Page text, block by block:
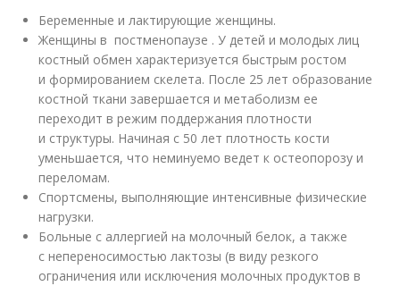
Беременные и лактирующие женщины.
Женщины в постменопаузе . У детей и молодых лиц
костный обмен характеризуется быстрым ростом
и формированием скелета. После 25 лет образование
костной ткани завершается и метаболизм ее
переходит в режим поддержания плотности
и структуры. Начиная с 50 лет плотность кости
уменьшается, что неминуемо ведет к остеопорозу и
переломам.
Спортсмены, выполняющие интенсивные физические
нагрузки.
Больные с аллергией на молочный белок, а также
с непереносимостью лактозы (в виду резкого
ограничения или исключения молочных продуктов в